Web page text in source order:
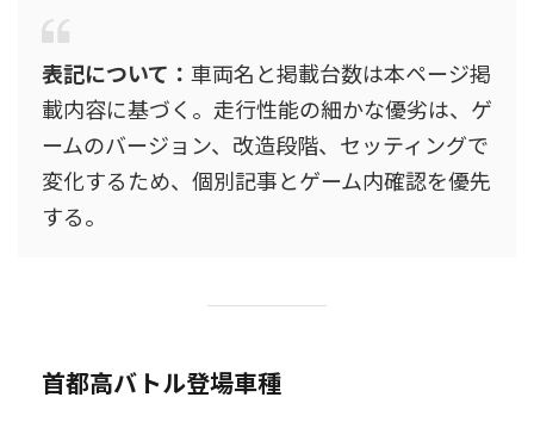
表記について： 車両名と掲載台数は本ページ掲
載内容に基づく。走行性能の細かな優劣は、ゲ
ームのバージョン、改造段階、セッティングで
変化するため、個別記事とゲーム内確認を優先
する。
首都高バトル登場車種